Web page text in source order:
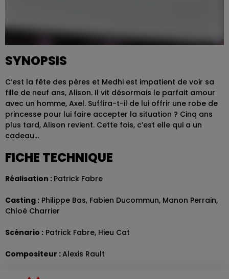
SYNOPSIS
C’est la fête des pères et Medhi est impatient de voir sa
fille de neuf ans, Alison. Il vit désormais le parfait amour
avec un homme, Axel. Suffira-t-il de lui offrir une robe de
princesse pour lui faire accepter la situation ? Cinq ans
plus tard, Alison revient. Cette fois, c’est elle qui a un
cadeau…
FICHE TECHNIQUE
Réalisation : Patrick Fabre
Casting : Philippe Bas, Fabien Ducommun, Manon Perrain,
Chloé Charrier
Scénario : Patrick Fabre, Hieu Cat
Compositeur :Alexis Rault